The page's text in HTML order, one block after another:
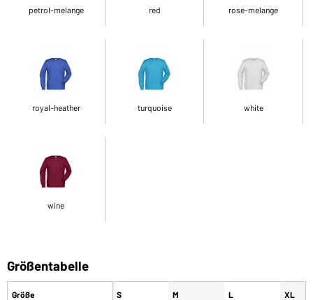
petrol-melange red rose-melange
royal-heather turquoise white
wine
Größentabelle
Größe S M L XL